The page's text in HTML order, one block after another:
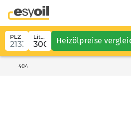
PLZ Liter Heizölpreise
404